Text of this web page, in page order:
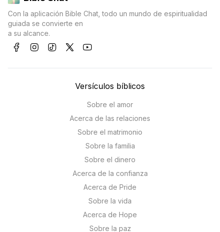
Con la aplicación Bible Chat, todo un mundo de espiritualidad
guiada se convierte en
a su alcance.
Versículos bíblicos
Sobre el amor
Acerca de las relaciones
Sobre el matrimonio
Sobre la familia
Sobre el dinero
Acerca de la confianza
Acerca de Pride
Sobre la vida
Acerca de Hope
Sobre la paz